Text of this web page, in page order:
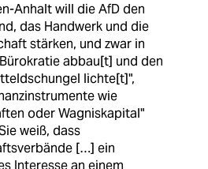
Anhalt will die AfD den
das Handwerk und die
stärken, und zwar in
abbau[t] und den
lichte[t]",
wie
oder Wagniskapital"
weiß, dass
[…] ein